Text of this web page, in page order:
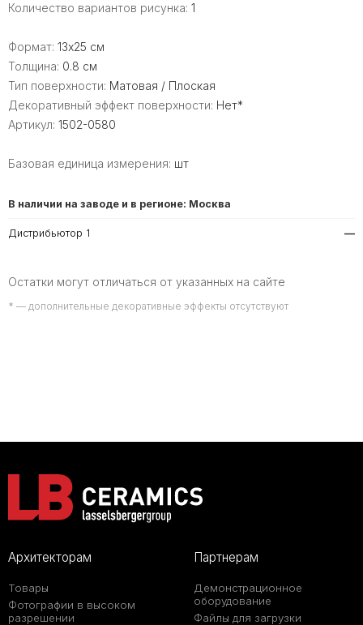
Количество вариантов рисунка: 1
Формат: 13x25 см
Толщина: 0.8 см
Тип поверхности: Матовая / Плоская
Декоративный эффект поверхности: Нет*
Артикул: 1502-0580
Базовая единица измерения: шт
В наличии на заводе и в регионе: Москва
Дистрибьютор 1 —
Остатки могут отличаться от указанных на сайте
* — дополнительные декоративные эффекты отсутствуют
Архитекторам
Товары
Фотографии в высоком
разрешении
Партнерам
Демонстрационное
оборудование
Файлы для загрузки